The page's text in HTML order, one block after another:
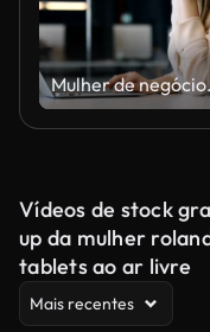
Mulher
Vídeos de stock
up da mulher
tablets ao ar livre
Mais recentes